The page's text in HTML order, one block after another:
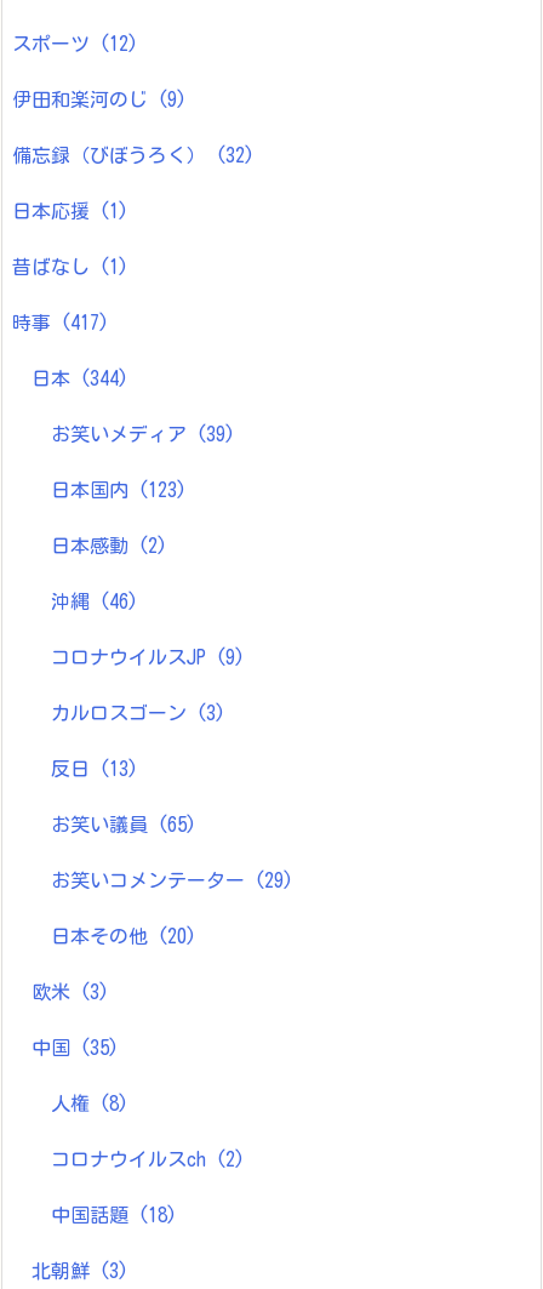
スポーツ (12)
伊田和楽河のじ (9)
備忘録（びぼうろく） (32)
日本応援 (1)
昔ばなし (1)
時事 (417)
日本 (344)
お笑いメディア (39)
日本国内 (123)
日本感動 (2)
沖縄 (46)
コロナウイルスJP (9)
カルロスゴーン (3)
反日 (13)
お笑い議員 (65)
お笑いコメンテーター (29)
日本その他 (20)
欧米 (3)
中国 (35)
人権 (8)
コロナウイルスch (2)
中国話題 (18)
北朝鮮 (3)